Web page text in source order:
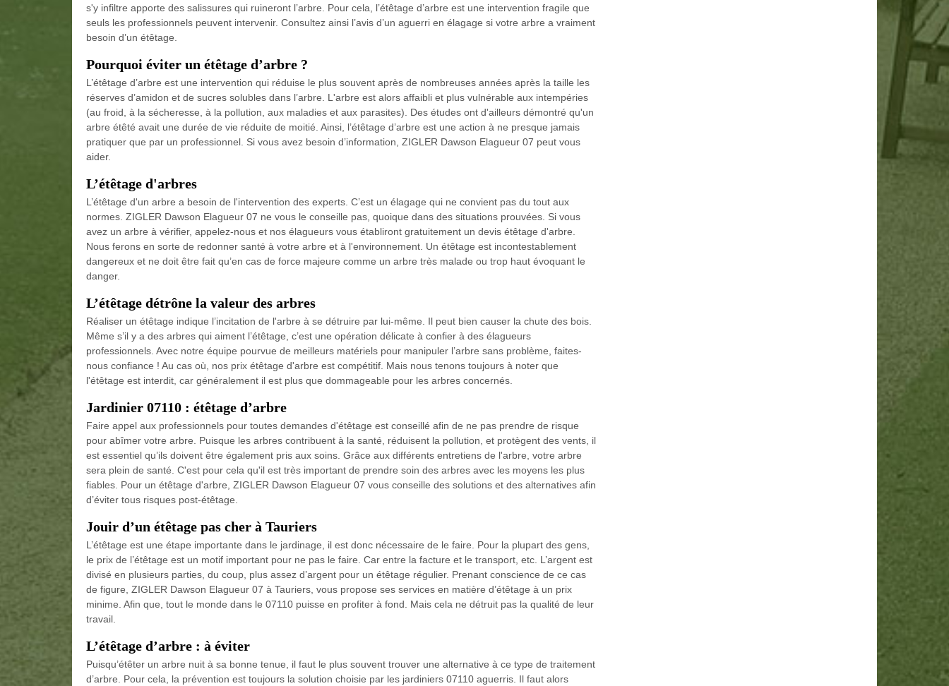
s'y infiltre apporte des salissures qui ruineront l’arbre. Pour cela, l’étêtage d’arbre est une intervention fragile que
seuls les professionnels peuvent intervenir. Consultez ainsi l’avis d’un aguerri en élagage si votre arbre a vraiment
besoin d’un étêtage.
Pourquoi éviter un étêtage d’arbre ?
L’étêtage d’arbre est une intervention qui réduise le plus souvent après de nombreuses années après la taille les
réserves d’amidon et de sucres solubles dans l’arbre. L'arbre est alors affaibli et plus vulnérable aux intempéries
(au froid, à la sécheresse, à la pollution, aux maladies et aux parasites). Des études ont d'ailleurs démontré qu'un
arbre étêté avait une durée de vie réduite de moitié. Ainsi, l’étêtage d’arbre est une action à ne presque jamais
pratiquer que par un professionnel. Si vous avez besoin d’information, ZIGLER Dawson Elagueur 07 peut vous
aider.
L’étêtage d'arbres
L’étêtage d'un arbre a besoin de l'intervention des experts. C’est un élagage qui ne convient pas du tout aux
normes. ZIGLER Dawson Elagueur 07 ne vous le conseille pas, quoique dans des situations prouvées. Si vous
avez un arbre à vérifier, appelez-nous et nos élagueurs vous établiront gratuitement un devis étêtage d'arbre.
Nous ferons en sorte de redonner santé à votre arbre et à l'environnement. Un étêtage est incontestablement
dangereux et ne doit être fait qu’en cas de force majeure comme un arbre très malade ou trop haut évoquant le
danger.
L’étêtage détrône la valeur des arbres
Réaliser un étêtage indique l’incitation de l'arbre à se détruire par lui-même. Il peut bien causer la chute des bois.
Même s’il y a des arbres qui aiment l’étêtage, c’est une opération délicate à confier à des élagueurs
professionnels. Avec notre équipe pourvue de meilleurs matériels pour manipuler l’arbre sans problème, faites-
nous confiance ! Au cas où, nos prix étêtage d'arbre est compétitif. Mais nous tenons toujours à noter que
l'étêtage est interdit, car généralement il est plus que dommageable pour les arbres concernés.
Jardinier 07110 : étêtage d’arbre
Faire appel aux professionnels pour toutes demandes d'étêtage est conseillé afin de ne pas prendre de risque
pour abîmer votre arbre. Puisque les arbres contribuent à la santé, réduisent la pollution, et protègent des vents, il
est essentiel qu’ils doivent être également pris aux soins. Grâce aux différents entretiens de l'arbre, votre arbre
sera plein de santé. C'est pour cela qu'il est très important de prendre soin des arbres avec les moyens les plus
fiables. Pour un étêtage d'arbre, ZIGLER Dawson Elagueur 07 vous conseille des solutions et des alternatives afin
d’éviter tous risques post-étêtage.
Jouir d’un étêtage pas cher à Tauriers
L’étêtage est une étape importante dans le jardinage, il est donc nécessaire de le faire. Pour la plupart des gens,
le prix de l’étêtage est un motif important pour ne pas le faire. Car entre la facture et le transport, etc. L’argent est
divisé en plusieurs parties, du coup, plus assez d’argent pour un étêtage régulier. Prenant conscience de ce cas
de figure, ZIGLER Dawson Elagueur 07 à Tauriers, vous propose ses services en matière d’étêtage à un prix
minime. Afin que, tout le monde dans le 07110 puisse en profiter à fond. Mais cela ne détruit pas la qualité de leur
travail.
L’étêtage d’arbre : à éviter
Puisqu’étêter un arbre nuit à sa bonne tenue, il faut le plus souvent trouver une alternative à ce type de traitement
d’arbre. Pour cela, la prévention est toujours la solution choisie par les jardiniers 07110 aguerris. Il faut alors